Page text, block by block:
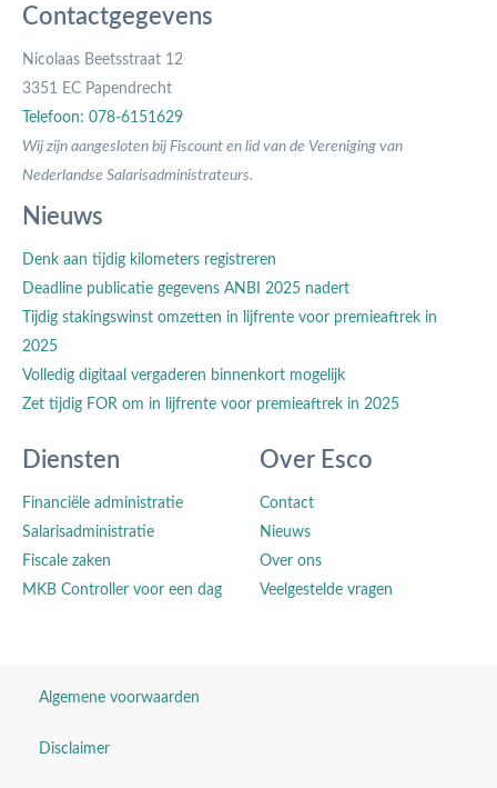
Contactgegevens
Nicolaas Beetsstraat 12
3351 EC Papendrecht
Telefoon: 078-6151629
Wij zijn aangesloten bij Fiscount en lid van de Vereniging van
Nederlandse Salarisadministrateurs.
Nieuws
Denk aan tijdig kilometers registreren
Deadline publicatie gegevens ANBI 2025 nadert
Tijdig stakingswinst omzetten in lijfrente voor premieaftrek in
2025
Volledig digitaal vergaderen binnenkort mogelijk
Zet tijdig FOR om in lijfrente voor premieaftrek in 2025
Diensten
Financiële administratie
Salarisadministratie
Fiscale zaken
MKB Controller voor een dag
Over Esco
Contact
Nieuws
Over ons
Veelgestelde vragen
Algemene voorwaarden
Disclaimer